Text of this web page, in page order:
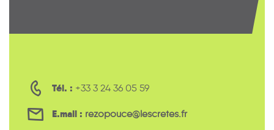
Tél. : +33 3 24 36 05 59
E.mail : rezopouce@lescretes.fr